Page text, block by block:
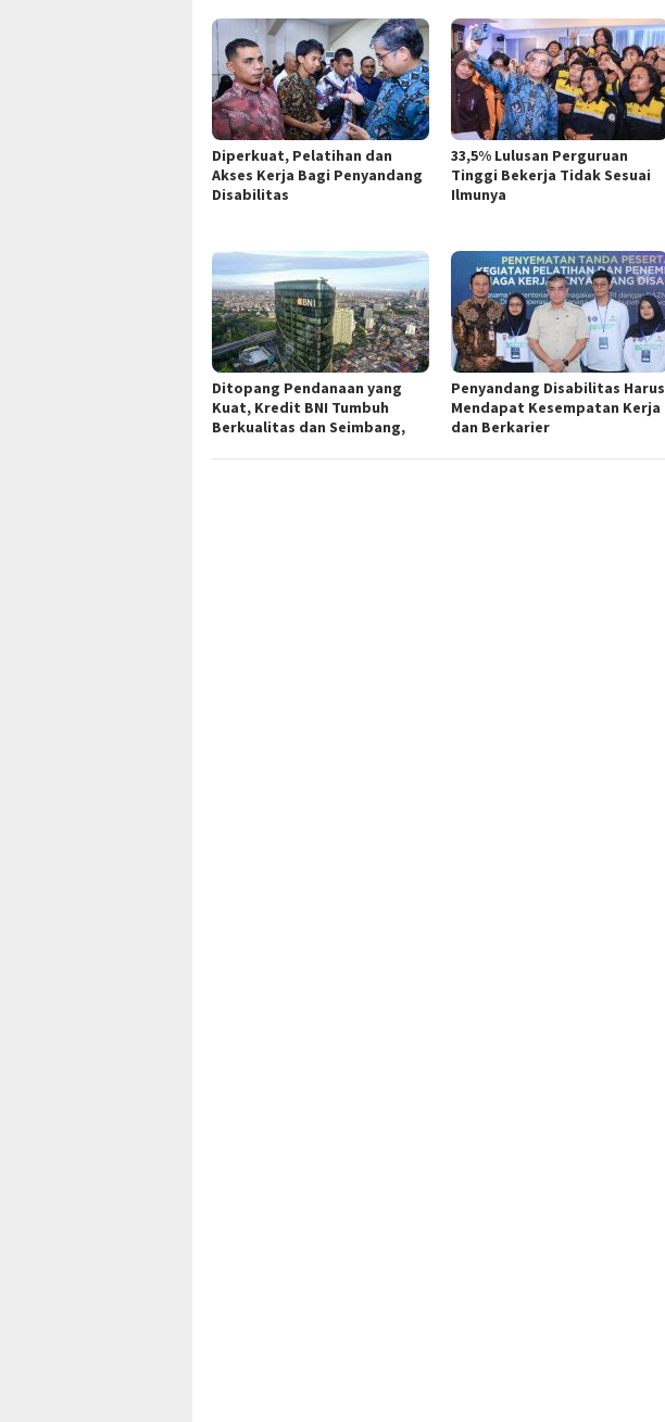
Diperkuat, Pelatihan dan
Akses Kerja Bagi Penyandang
Disabilitas
33,5% Lulusan Perguruan
Tinggi Bekerja Tidak Sesuai
Ilmunya
Ditopang Pendanaan yang
Kuat, Kredit BNI Tumbuh
Berkualitas dan Seimbang,
Penyandang Disabilitas Harus
Mendapat Kesempatan Kerja
dan Berkarier